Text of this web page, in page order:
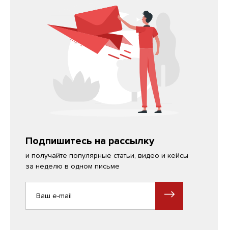
Подпишитесь на рассылку
и получайте популярные статьи, видео и кейсы
за неделю в одном письме